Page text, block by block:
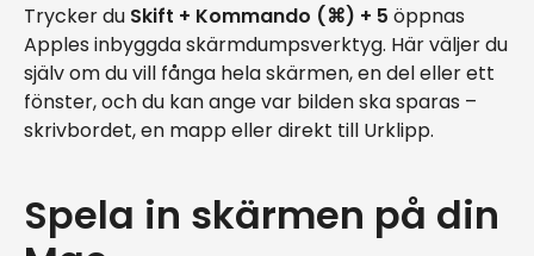
Trycker du Skift + Kommando (⌘) + 5 öppnas
Apples inbyggda skärmdumpsverktyg. Här väljer du
själv om du vill fånga hela skärmen, en del eller ett
fönster, och du kan ange var bilden ska sparas –
skrivbordet, en mapp eller direkt till Urklipp.
Spela in skärmen på din